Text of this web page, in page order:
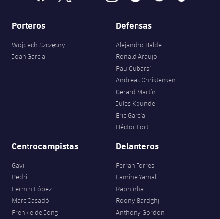
Porteros
Wojciech Szczęsny
Joan Garcia
Defensas
Alejandro Balde
Ronald Araujo
Pau Cubarsí
Andreas Christensen
Gerard Martín
Jules Kounde
Eric García
Héctor Fort
Centrocampistas
Gavi
Pedri
Fermín López
Marc Casadó
Frenkie de Jong
Delanteros
Ferran Torres
Lamine Yamal
Raphinha
Roony Bardghji
Anthony Gordon